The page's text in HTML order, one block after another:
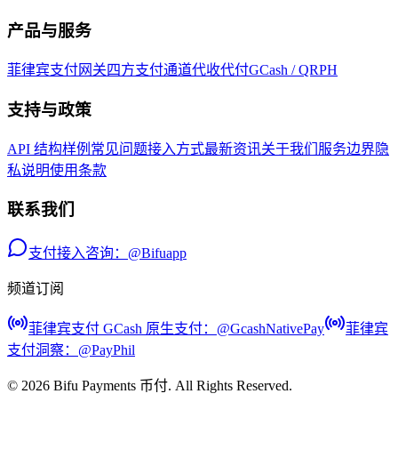
产品与服务
菲律宾支付网关四方支付通道代收代付GCash / QRPH
支持与政策
API 结构样例 常见问题接入方式最新资讯关于我们 服务边界 隐
私说明使用条款
联系我们
支付接入咨询：@Bifuapp
频道订阅
菲律宾支付 GCash 原生支付：@GcashNativePay
菲律宾
支付洞察：@PayPhil
© 2026 Bifu Payments 币付. All Rights Reserved.